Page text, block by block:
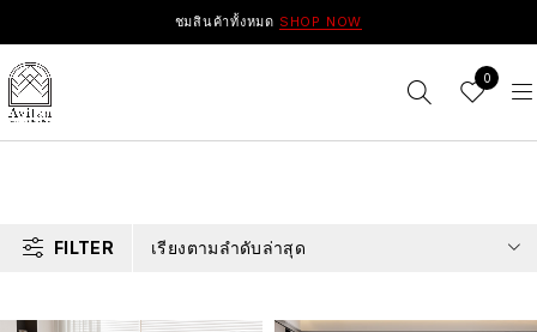
ชมสินค้าทั้งหมด SHOP NOW
0
FILTER เรียงตามลำดับล่าสุด